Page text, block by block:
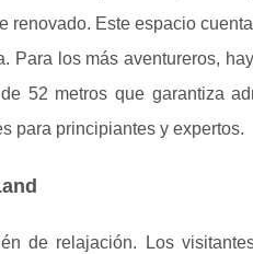
renovado. Este espacio
Para los más aventureros, hay
52 metros que garantiza
para principiantes y expertos.
de relajación. Los